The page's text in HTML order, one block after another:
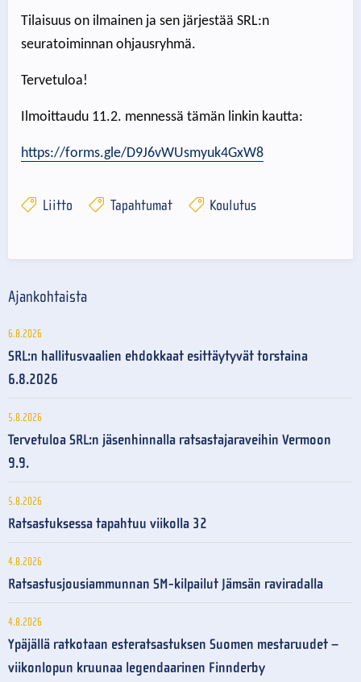
Tilaisuus on ilmainen ja sen järjestää SRL:n
seuratoiminnan ohjausryhmä.
Tervetuloa!
Ilmoittaudu 11.2. mennessä tämän linkin kautta:
https://forms.gle/D9J6vWUsmyuk4GxW8
Liitto Tapahtumat Koulutus
Ajankohtaista
6.8.2026
SRL:n hallitusvaalien ehdokkaat esittäytyvät torstaina
6.8.2026
5.8.2026
Tervetuloa SRL:n jäsenhinnalla ratsastajaraveihin Vermoon
9.9.
5.8.2026
Ratsastuksessa tapahtuu viikolla 32
4.8.2026
Ratsastusjousiammunnan SM-kilpailut Jämsän raviradalla
4.8.2026
Ypäjällä ratkotaan esteratsastuksen Suomen mestaruudet –
viikonlopun kruunaa legendaarinen Finnderby